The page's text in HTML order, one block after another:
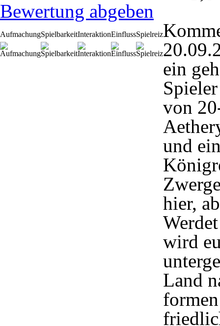
Bewertung abgeben
AufmachungSpielbarkeitInteraktionEinflussSpielreiz
ein
von
und
hier,
wird
Land